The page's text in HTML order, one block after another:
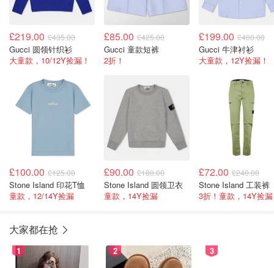
£219.00 £435.00
Gucci 圆领针织衫
大童款，10/12Y捡漏！
£85.00 £425.00
Gucci 童款短裤
2折！
£199.00 £400.00
Gucci 牛津衬衫
大童款，12Y捡漏！
£100.00 £125.00
Stone Island 印花T恤
童款，12/14Y捡漏
£90.00 £180.00
Stone Island 圆领卫衣
童款，14Y捡漏
£72.00 £240.00
Stone Island 工装裤
3折！童款，14Y捡漏
大家都在抢
1 2 3